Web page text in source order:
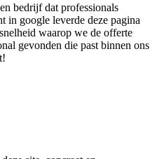
bedrijf dat professionals
in google leverde deze pagina
waarop we de offerte
gevonden die past binnen ons